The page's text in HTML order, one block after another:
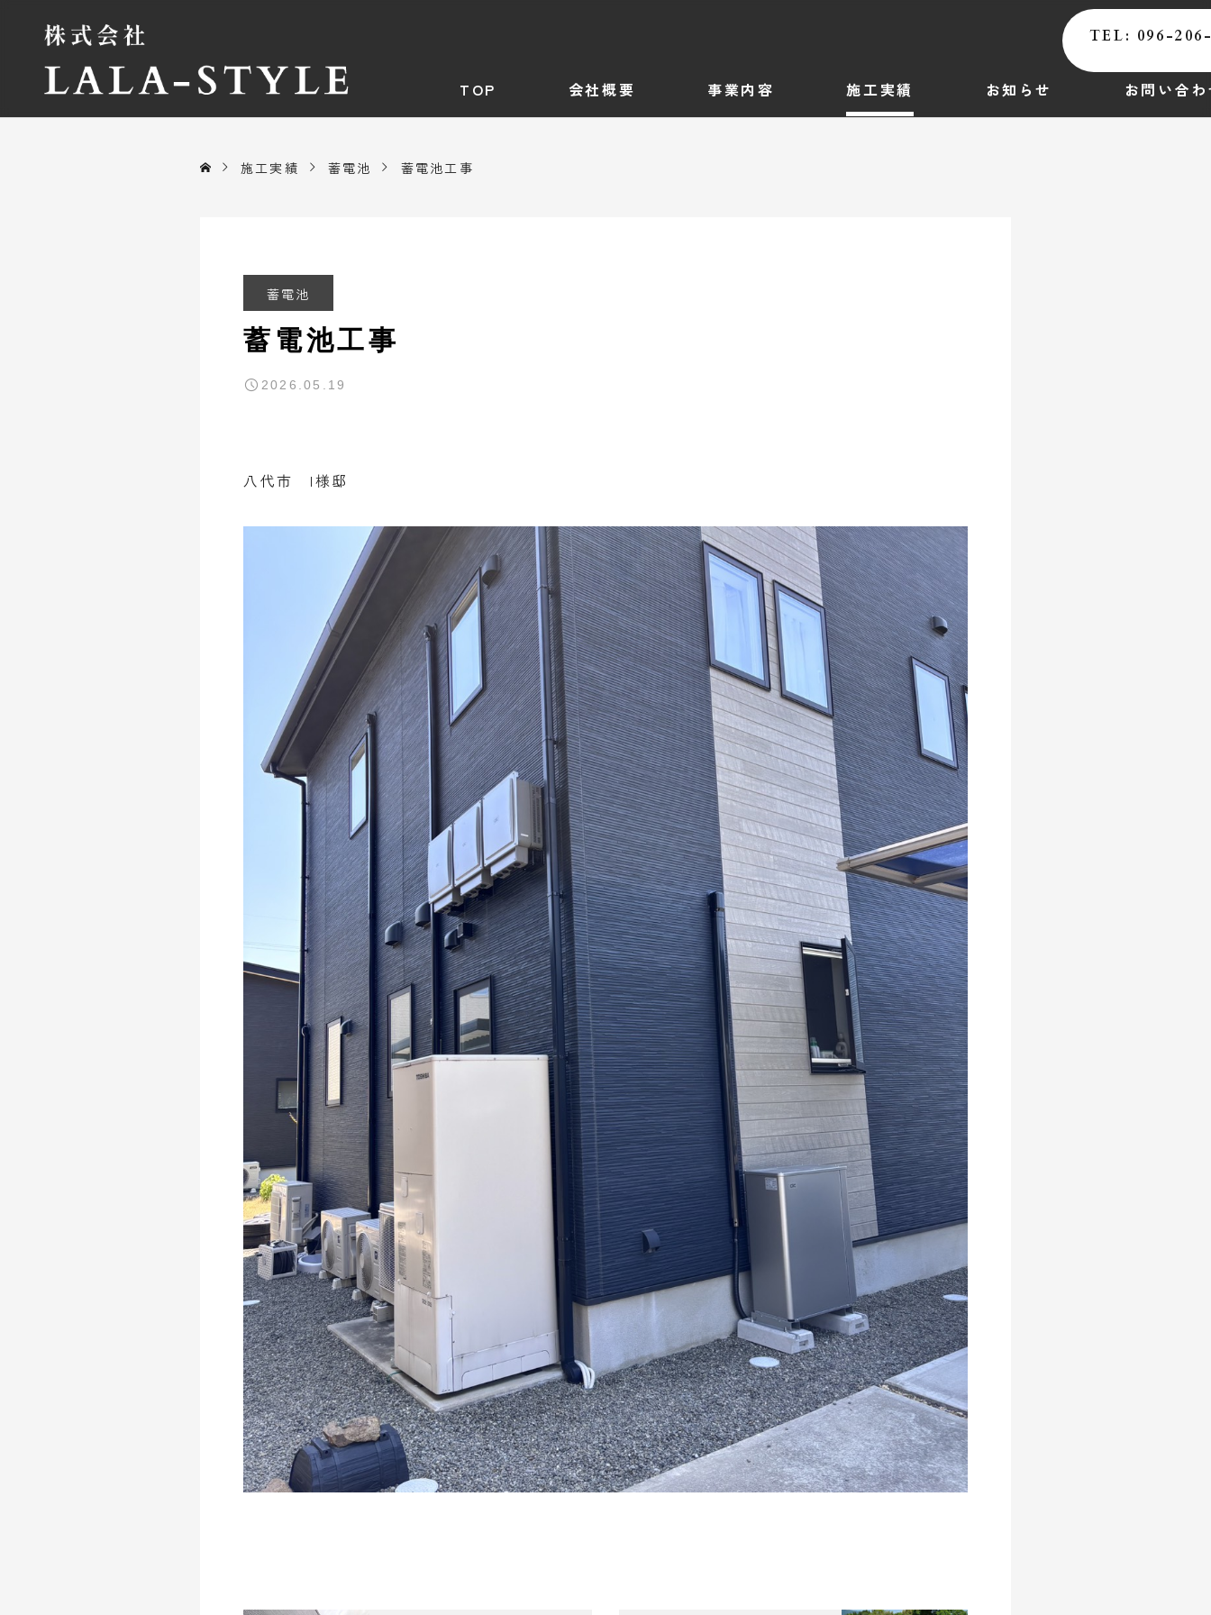
TEL: 096-
TOP 会社概要 事業内容 施工実績 お知らせ お問い合
施工実績 蓄電池 蓄電池工事
蓄電池
蓄電池工事
2026.05.19
八代市 I様邸